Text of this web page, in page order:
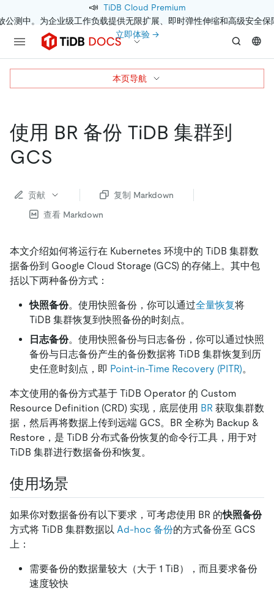
📣 TiDB Cloud Premium
公测中。为企业级工作负载提供无限扩展、即时弹性伸缩和高级安全保
立即体验 →
使用 BR 备份 TiDB 集群到
GCS
贡献
复制 Markdown
查看 Markdown
本文介绍如何将运行在 Kubernetes 环境中的 TiDB 集群数
据备份到 Google Cloud Storage (GCS) 的存储上。其中包
括以下两种备份方式：
快照备份。使用快照备份，你可以通过全量恢复将
TiDB 集群恢复到快照备份的时刻点。
日志备份。使用快照备份与日志备份，你可以通过快照
备份与日志备份产生的备份数据将 TiDB 集群恢复到历
史任意时刻点，即 Point-in-Time Recovery (PITR)。
本文使用的备份方式基于 TiDB Operator 的 Custom
Resource Definition (CRD) 实现，底层使用 BR 获取集群数
据，然后再将数据上传到远端 GCS。BR 全称为 Backup &
Restore，是 TiDB 分布式备份恢复的命令行工具，用于对
TiDB 集群进行数据备份和恢复。
使用场景
如果你对数据备份有以下要求，可考虑使用 BR 的快照备份
方式将 TiDB 集群数据以 Ad-hoc 备份的方式备份至 GCS
上：
需要备份的数据量较大（大于 1 TiB），而且要求备份
速度较快
本页导航